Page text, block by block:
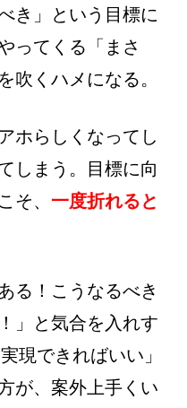
き」という目標に
ってくる「まさ
吹くハメになる。
ホらしくなってし
しまう。目標に向
そ、 一度折れると
る！こうなるべき
」と気合を入れす
現できればいい」
が、案外上手くい